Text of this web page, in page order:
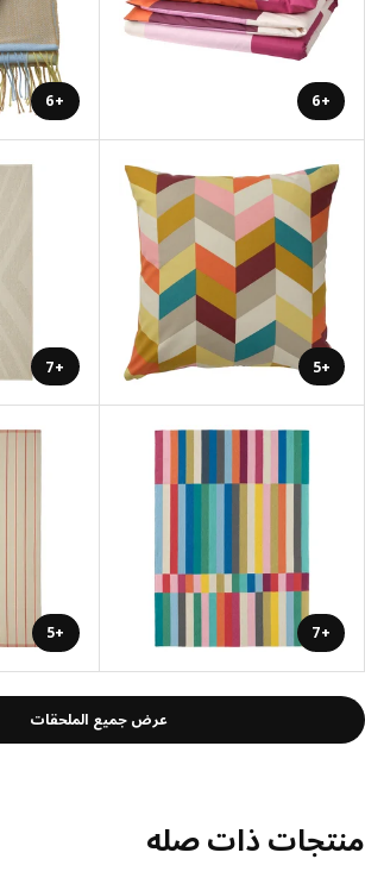
+6
+6
+5
+7
+7
+5
عرض جميع الملحقات
ذات صله